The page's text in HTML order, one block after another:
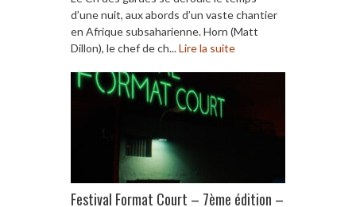
d’une nuit, aux abords d’un vaste chantier
en Afrique subsaharienne. Horn (Matt
Dillon), le chef de ch...Lire la suite
Festival Format Court – 7ème édition –